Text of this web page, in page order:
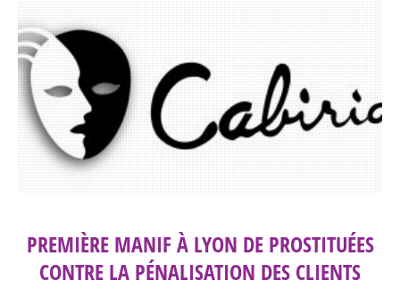
PREMIÈRE MANIF À LYON DE PROSTITUÉES
CONTRE LA PÉNALISATION DES CLIENTS